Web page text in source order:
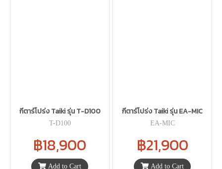
กีตาร์โปร่ง Taiki รุ่น T-D100
T-D100
฿18,900
Add to Cart
กีตาร์โปร่ง Taiki รุ่น EA-MIC
EA-MIC
฿21,900
Add to Cart